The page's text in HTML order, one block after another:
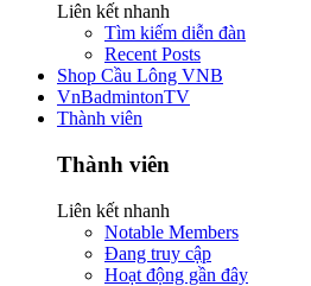
Liên kết nhanh
Tìm kiếm diễn đàn
Recent Posts
Shop Cầu Lông VNB
VnBadmintonTV
Thành viên
Thành viên
Liên kết nhanh
Notable Members
Đang truy cập
Hoạt động gần đây